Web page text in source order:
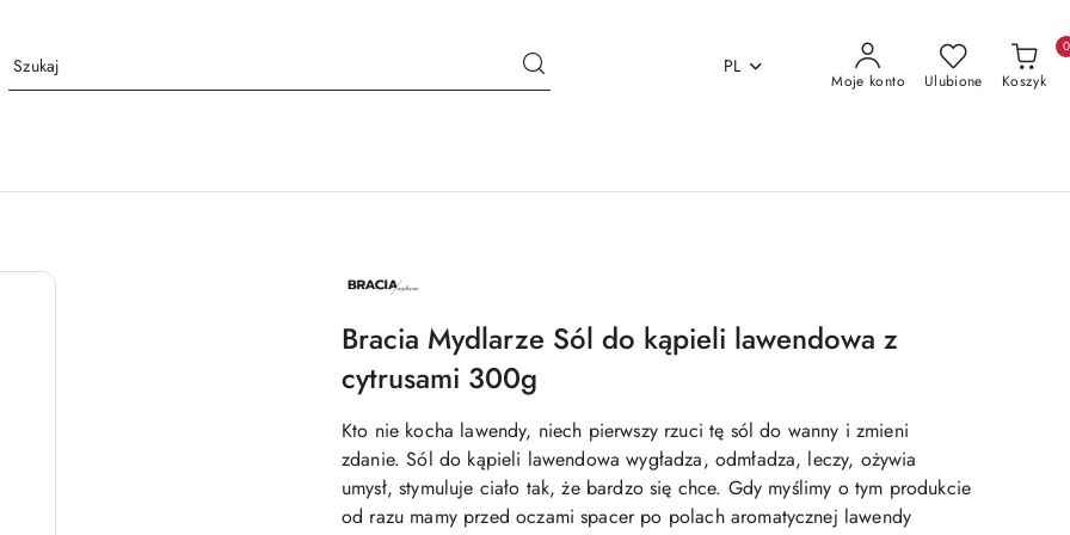
PL
Moje konto Ulubione Koszyk
0
NAZWA
PRODUCENTA:
MYDLARZE
Bracia Mydlarze Sól do kąpieli lawendowa z
cytrusami 300g
Kto nie kocha lawendy, niech pierwszy rzuci tę sól do wanny i zmieni
zdanie. Sól do kąpieli lawendowa wygładza, odmładza, leczy, ożywia
umysł, stymuluje ciało tak, że bardzo się chce. Gdy myślimy o tym produkcie
od razu mamy przed oczami spacer po polach aromatycznej lawendy